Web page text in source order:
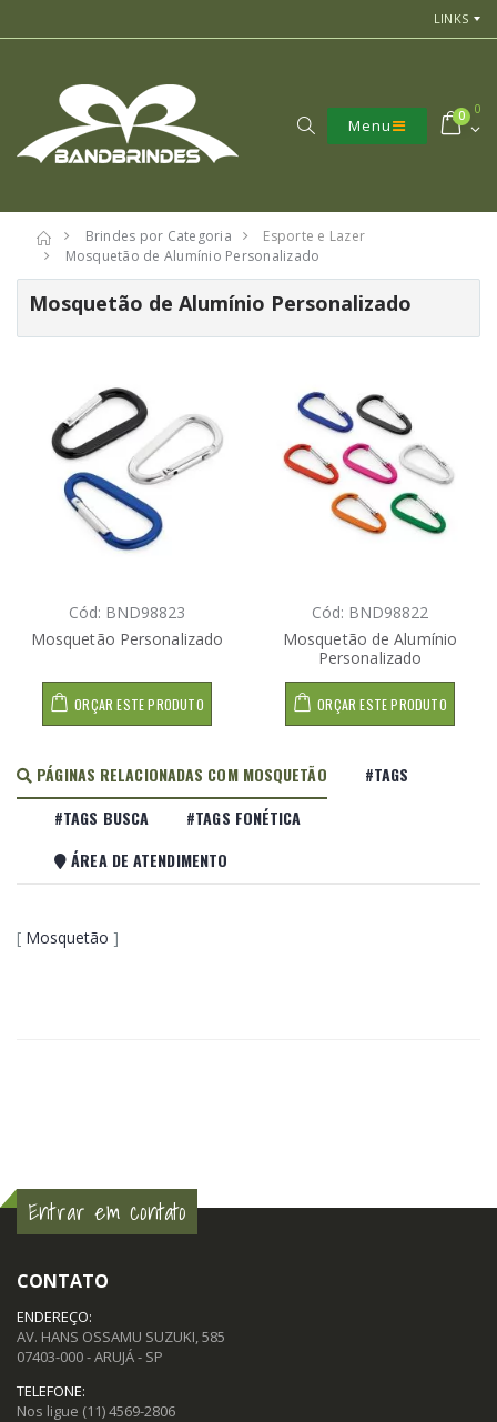
LINKS
Menu
0
0
Brindes por Categoria
Esporte e Lazer
Mosquetão de Alumínio Personalizado
Mosquetão de Alumínio Personalizado
Cód: BND98823
Mosquetão Personalizado
ORÇAR ESTE PRODUTO
Cód: BND98822
Mosquetão de Alumínio
Personalizado
ORÇAR ESTE PRODUTO
PÁGINAS RELACIONADAS COM MOSQUETÃO
#TAGS
#TAGS BUSCA
#TAGS FONÉTICA
ÁREA DE ATENDIMENTO
[ Mosquetão ]
Entrar em contato
CONTATO
ENDEREÇO:
AV. HANS OSSAMU SUZUKI, 585
07403-000 - ARUJÁ - SP
TELEFONE:
Nos ligue (11) 4569-2806